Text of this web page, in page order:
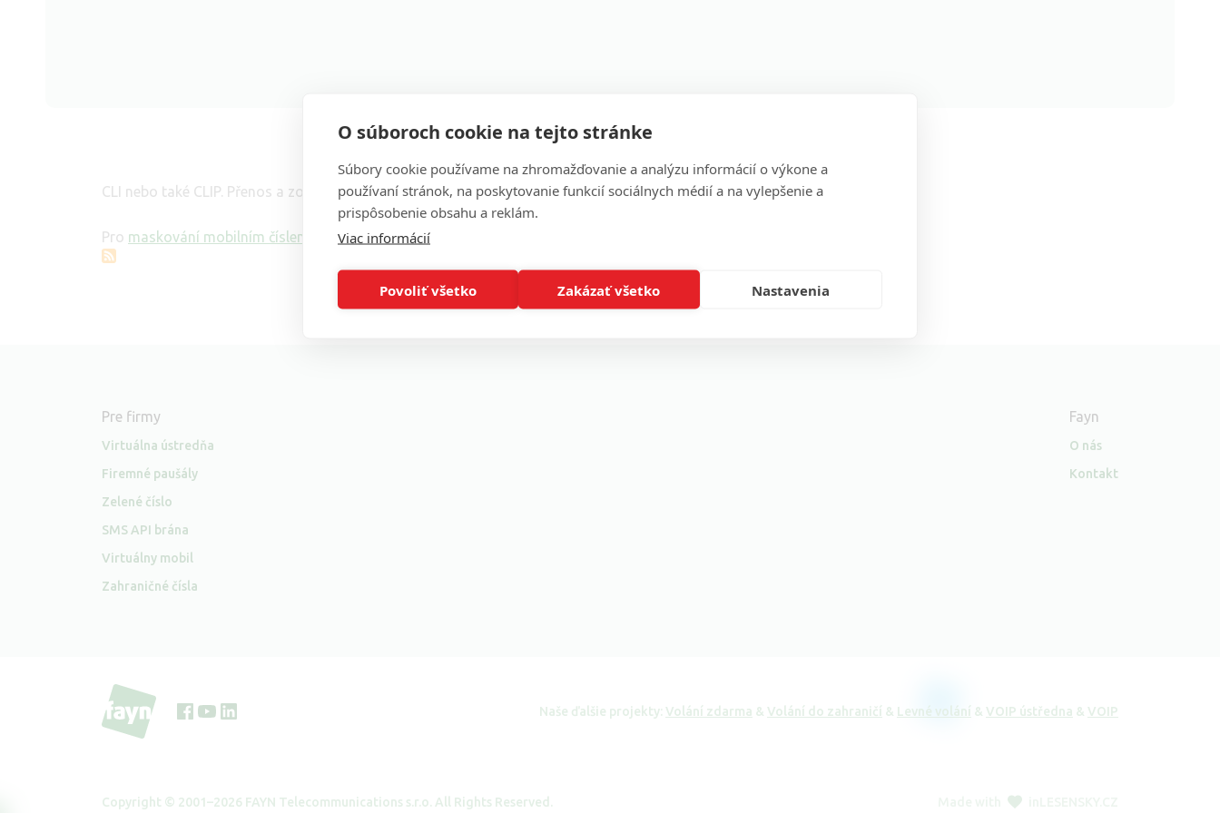
O súboroch cookie na tejto stránke
Súbory cookie používame na zhromažďovanie a analýzu informácií o výkone a
používaní stránok, na poskytovanie funkcií sociálnych médií a na vylepšenie a
prispôsobenie obsahu a reklám.
Viac informácií
Povoliť všetko Zakázať všetko Nastavenia
CLI nebo také CLIP. Přenos a zobrazení telefonního čísla volajícího. Anglicky Calling Line Identification Presentation.
Pro maskování mobilním číslem najdete více informací zde
Pre firmy
Virtuálna ústredňa
Firemné paušály
Zelené číslo
SMS API brána
Virtuálny mobil
Zahraničné čísla
Fayn
O nás
Kontakt
Sociální
Naše ďalšie projekty: Volání zdarma & Volání do zahraničí & Levné volání & VOIP ústředna & VOIP
Copyright © 2001–2026 FAYN Telecommunications s.r.o. All Rights Reserved.